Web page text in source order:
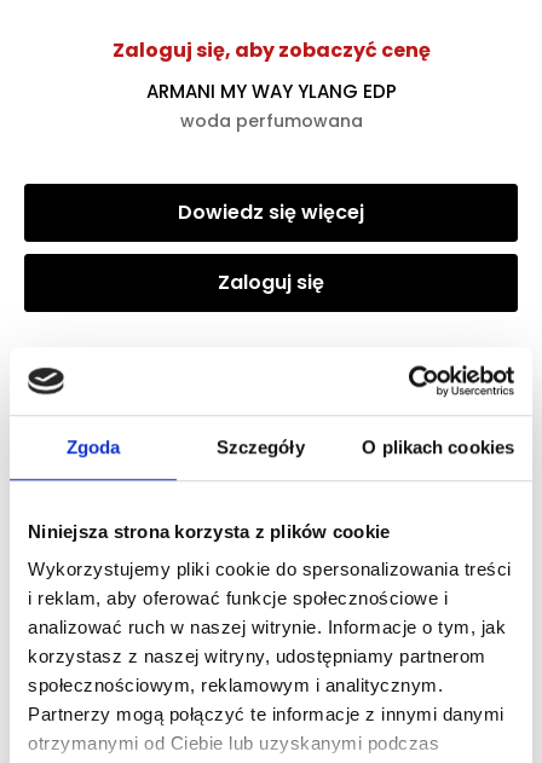
Zgoda Szczegóły O plikach cookies
Niniejsza strona korzysta z plików cookie
Wykorzystujemy pliki cookie do spersonalizowania treści
i reklam, aby oferować funkcje społecznościowe i
analizować ruch w naszej witrynie. Informacje o tym, jak
korzystasz z naszej witryny, udostępniamy partnerom
społecznościowym, reklamowym i analitycznym.
Partnerzy mogą połączyć te informacje z innymi danymi
otrzymanymi od Ciebie lub uzyskanymi podczas
Zaloguj się, aby zobaczyć cenę
ARMANI MY WAY YLANG EDP
woda perfumowana
Dowiedz się więcej
Zaloguj się
Zaloguj się, aby zobaczyć cenę
DOLCE&GABBANA DEVOTION POUR HOMME EDP
woda perfumowana
Zaloguj się
Dlaczego warto?